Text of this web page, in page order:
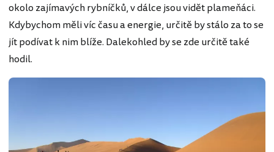
okolo zajímavých rybníčků, v dálce jsou vidět plameňáci.
Kdybychom měli víc času a energie, určitě by stálo za to se
jít podívat k nim blíže. Dalekohled by se zde určitě také
hodil.